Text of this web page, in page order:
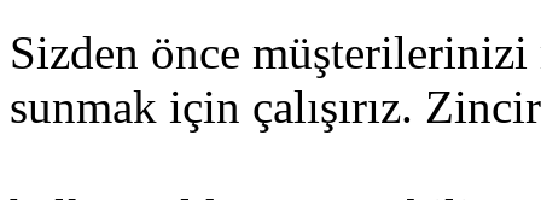
Sizden önce
sunmak için çalışırız.